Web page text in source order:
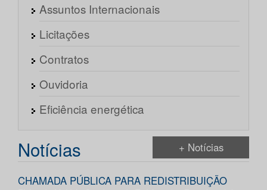
Assuntos Internacionais
Licitações
Contratos
Ouvidoria
Eficiência energética
Notícias + Notícias
CHAMADA PÚBLICA PARA REDISTRIBUIÇÃO